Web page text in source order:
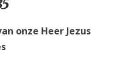
onze Heer Jezus